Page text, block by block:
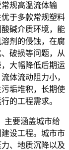
规高温流体输
于多款常规塑料
碱介质环境，能
剂的侵蚀，在腐
破损等问题，从
大幅降低后期运
体流动阻力小，
垢堆积，长期使
的工程需求。
主要涵盖城市给
设工程。城市市
、地质沉降以及